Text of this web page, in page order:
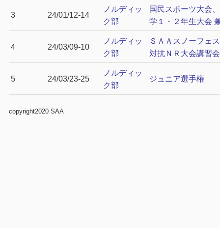
3 24/01/12-14
ノルディッ
ク部
国民スポーツ大会
学１・２年生大会
4 24/03/09-10
ノルディッ
ク部
ＳＡＡスノーフェ
対抗ＮＲ大会講習
5 24/03/23-25
ノルディッ
ク部
ジュニア選手権
copyright2020 SAA